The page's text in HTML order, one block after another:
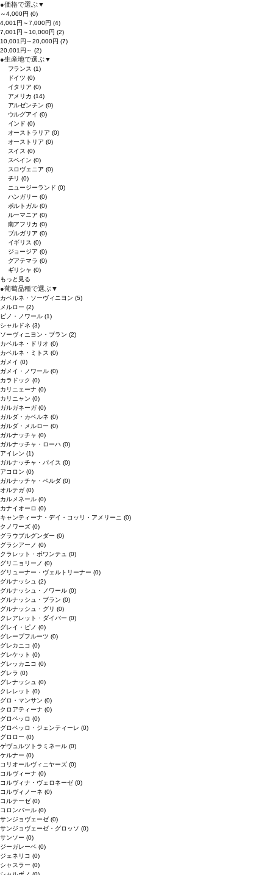
●価格で選ぶ▼
～4,000円 (0)
4,001円～7,000円 (4)
7,001円～10,000円 (2)
10,001円～20,000円 (7)
20,001円～ (2)
●生産地で選ぶ▼
フランス(1)
ドイツ(0)
イタリア(0)
アメリカ(14)
アルゼンチン(0)
ウルグアイ(0)
インド(0)
オーストラリア(0)
オーストリア(0)
スイス(0)
スペイン(0)
スロヴェニア(0)
チリ(0)
ニュージーランド(0)
ハンガリー(0)
ポルトガル(0)
ルーマニア(0)
南アフリカ(0)
ブルガリア(0)
イギリス(0)
ジョージア(0)
グアテマラ(0)
ギリシャ(0)
もっと見る
●葡萄品種で選ぶ▼
カベルネ・ソーヴィニヨン (5)
メルロー (2)
ピノ・ノワール (1)
シャルドネ (3)
ソーヴィニヨン・ブラン (2)
カベルネ・ドリオ (0)
カベルネ・ミトス (0)
ガメイ (0)
ガメイ・ノワール (0)
カラドック (0)
カリニェーナ (0)
カリニャン (0)
ガルガネーガ (0)
ガルダ・カベルネ (0)
ガルダ・メルロー (0)
ガルナッチャ (0)
ガルナッチャ・ローハ (0)
アイレン (1)
ガルナッチャ・パイス (0)
アコロン (0)
ガルナッチャ・ペルダ (0)
オルテガ (0)
カルメネール (0)
カナイオーロ (0)
キャンティーナ・デイ・コッリ・アメリーニ (0)
クノワーズ (0)
グラウブルグンダー (0)
グラシアーノ (0)
クラレット・ボワンテュ (0)
グリニョリーノ (0)
グリューナー・ヴェルトリーナー (0)
グルナッシュ (2)
グルナッシュ・ノワール (0)
グルナッシュ・ブラン (0)
グルナッシュ・グリ (0)
クレアレット・ダイバー (0)
グレイ・ピノ (0)
グレープフルーツ (0)
グレカニコ (0)
グレケット (0)
グレッカニコ (0)
グレラ (0)
グレナッシュ (0)
クレレット (0)
グロ・マンサン (0)
クロアティーナ (0)
グロペッロ (0)
グロペッロ・ジェンティーレ (0)
グロロー (0)
ゲヴュルツトラミネール (0)
ケルナー (0)
コリオールヴィニヤーズ (0)
コルヴィーナ (0)
コルヴィナ・ヴェロネーゼ (0)
コルヴィノーネ (0)
コルテーゼ (0)
コロンバール (0)
サンジョヴェーゼ (0)
サンジョヴェーゼ・グロッソ (0)
サンソー (0)
ジーガレーベ (0)
ジェネリコ (0)
シャスラー (0)